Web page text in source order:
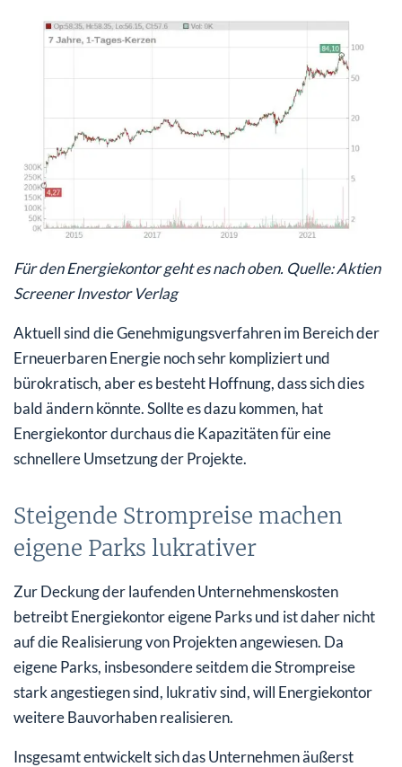
Für den Energiekontor geht es nach oben. Quelle: Aktien
Screener Investor Verlag
Aktuell sind die Genehmigungsverfahren im Bereich der
Erneuerbaren Energie noch sehr kompliziert und
bürokratisch, aber es besteht Hoffnung, dass sich dies
bald ändern könnte. Sollte es dazu kommen, hat
Energiekontor durchaus die Kapazitäten für eine
schnellere Umsetzung der Projekte.
Steigende Strompreise machen
eigene Parks lukrativer
Zur Deckung der laufenden Unternehmenskosten
betreibt Energiekontor eigene Parks und ist daher nicht
auf die Realisierung von Projekten angewiesen. Da
eigene Parks, insbesondere seitdem die Strompreise
stark angestiegen sind, lukrativ sind, will Energiekontor
weitere Bauvorhaben realisieren.
Insgesamt entwickelt sich das Unternehmen äußerst